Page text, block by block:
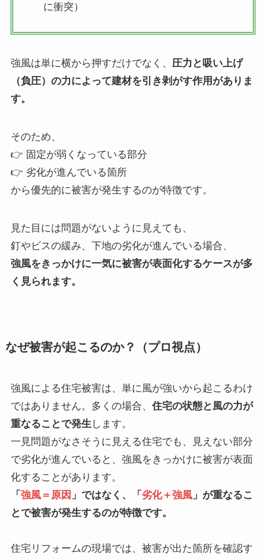
に衝突）
強風は単に横から押すだけでなく、 圧力と吸い上げ
（負圧）の力によって建材を引き剥がす作用がありま
す。
そのため、
👉 固定が弱くなっている部分
👉 劣化が進んでいる箇所
から優先的に被害が発生するのが特徴です。
見た目には問題がないように見えても、
釘やビスの緩み、下地の劣化が進んでいる場合、
強風をきっかけに一気に被害が表面化するケースが多
く見られます。
なぜ被害が起こるのか？（プロ視点）
強風による住宅被害は、単に風が強いから起こるわけ
ではありません。多くの場合、 住宅の状態と風の力が
重なることで発生します。
一見問題がなさそうに見える住宅でも、見えない部分
で劣化が進んでいると、強風をきっかけに被害が表面
化することがあります。
「 強風＝原因 」ではなく、「 劣化＋強風」が重なるこ
とで被害が発生するのが特徴です。
住宅リフォームの現場では、被害が出た箇所を確認す